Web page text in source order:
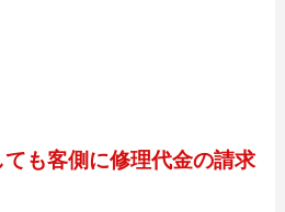
ても客側に修理代金の請求